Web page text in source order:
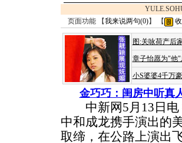
页面功能 【我来说两句(0)】 【
图:关咏荷产后
章子怡愿为"他
小S婆婆4千万
金巧巧：闺房中听真
中新网5月13日电
中和成龙携手演出的
取缔，在公路上演出